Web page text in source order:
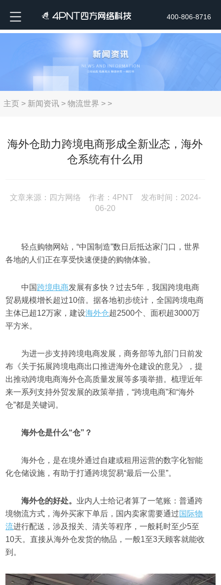
400-806-8716
主页> 新闻资讯> 物流世界 > >
海外仓助力跨境电商形成全新业态，海外
仓系统有什么用
文章来源：四方网络 作者：4PNT 发布时间：2024-
06-20
轻点购物网站，“中国制造”数日后抵达家门口，世界
各地的人们正在享受快速便捷的购物体验。
中国 跨境电商发展有多快？过去5年，我国跨境电商
贸易规模增长超过10倍。据各地初步统计，全国跨境电商
主体已超12万家，建设海外仓超2500个、面积超3000万
平方米。
为进一步支持跨境电商发展，商务部等九部门日前发
布《关于拓展跨境电商出口推进海外仓建设的意见》，提
出推动跨境电商海外仓高质量发展等多项举措。梳理近年
来一系列支持外贸发展的政策举措，“跨境电商”和“海外
仓”都是关键词。
海外仓是什么“仓”？
海外仓，是在境外通过自建或租用运营的数字化智能
化仓储设施，有助于打通跨境贸易“最后一公里”。
海外仓的好处。 业内人士给记者算了一笔账：普通跨
境物流方式，海外买家下单后，国内卖家需要通过国际物
流进行配送，涉及报关、清关等程序，一般耗时至少5至
10天。直接从海外仓发货的物品，一般1至3天顾客就能收
到。